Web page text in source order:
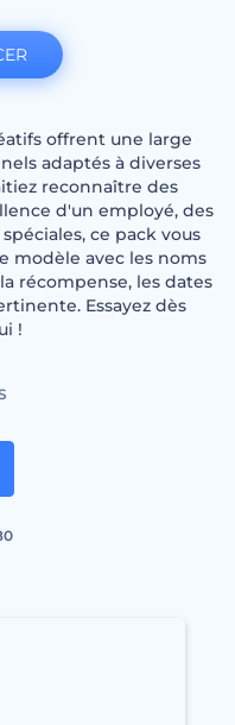
offrent une large
adaptés à diverses
reconnaître des
d'un employé, des
ce pack vous
modèle avec les noms
récompense, les dates
Essayez dès
!